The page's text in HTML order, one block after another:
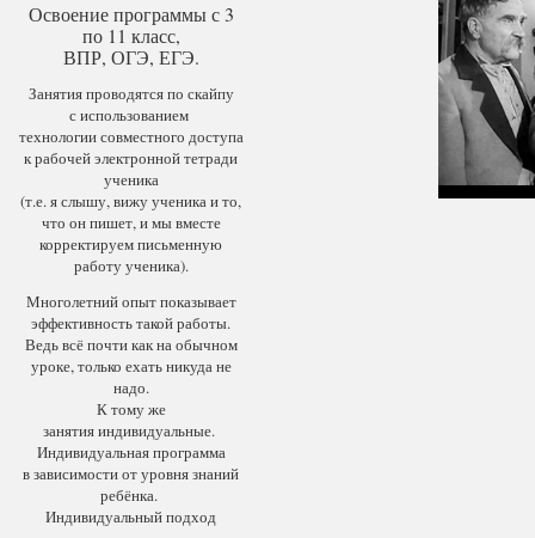
Освоение программы с 3
по 11 класс,
ВПР, ОГЭ, ЕГЭ.
Занятия проводятся по скайпу
с использованием
технологии совместного доступа
к рабочей электронной тетради
ученика
(т.е. я слышу, вижу ученика и то,
что он пишет, и мы вместе
корректируем письменную
работу ученика).
Многолетний опыт показывает
эффективность такой работы.
Ведь всё почти как на обычном
уроке, только ехать никуда не
надо.
К тому же
занятия индивидуальные.
Индивидуальная программа
в зависимости от уровня знаний
ребёнка.
Индивидуальный подход